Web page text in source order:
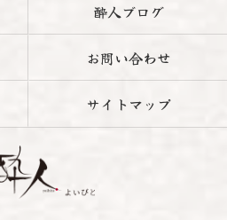
酔人ブログ
お問い合わせ
サイトマップ